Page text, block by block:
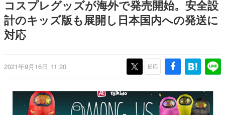
赫本
この物語を解いてはいけない。『赫本』は、〈試験問題〉
の形をした短編ホラー小説集です。
これからのデジタルゲーム市場を担う若きクリエイター達
の姿を追い、彼らのルーツと情熱を探っていきます。
ゲームに多大な影響を受けた作家さんに取材し、ゲームが
日本のコンテンツ産業やカルチャーに与えた影響を探る企
画です。
コスプレグッズが海外で発売開始。安全設
計のキッズ版も展開し日本国内への発送に
対応
2021年9月16日 11:20 反応